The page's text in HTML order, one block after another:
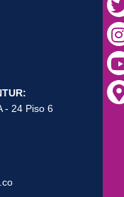
- 24 Piso 6